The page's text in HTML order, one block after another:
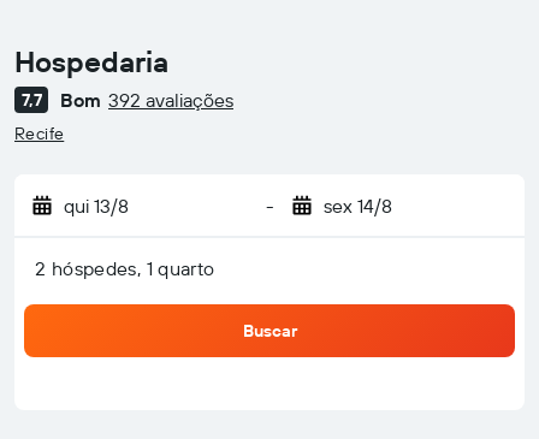
Hospedaria
Classificação: 0
7,7 Bom 392 avaliações
Recife
qui 13/8 - sex 14/8
2 hóspedes, 1 quarto
Buscar